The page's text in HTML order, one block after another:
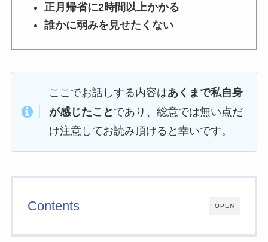
正月帰省に2時間以上かかる
誰かに弱みを見せたくない
ここでお話しする内容はあくまで私自身
が感じたこと であり、総意では無い点だ
け注意してお読み頂けると幸いです。
OPEN
Contents